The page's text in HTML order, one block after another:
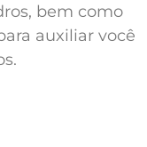
bem como
auxiliar você